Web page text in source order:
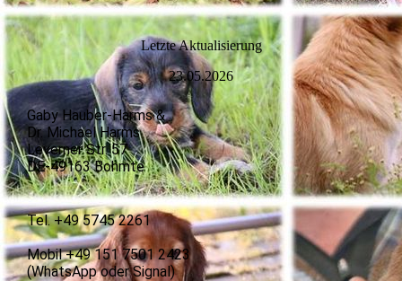
Letzte Aktualisierung
23.05.2026
Gaby Hauber-Harms &
Dr. Michael Harms
Leverner Str. 57
DE-49163 Bohmte
Tel. +49 5745 2261
Mobil +49 151 7501 2423
(WhatsApp oder Signal)